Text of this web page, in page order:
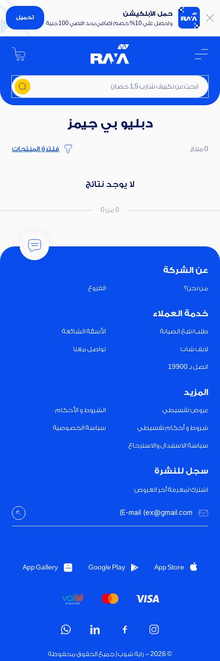
حمل الأبلكيشن
واحصل علي 10% خصم اضافي بحد اقصي 100 جنية
تحميل
ابحث عن تكييف شارب 1.5 حصان
دبليو بي جيمز
0 منتج فلترة المنتجات
لا يوجد نتائج
0 من 0
عن الشركة
من نحن؟ الفروع
خدمة العملاء
طلب/تتبع الصيانة الأسئلة الشائعة
لايف شات تواصل معنا
اتصل بـ 19900
المزيد
عروض تقسيطي الشروط و الأحكام
شروط و أحكام تقسيطي سياسة الخصوصية
سياسة الاستبدال والاسترجاع
سجل للنشرة
اشترك لمعرفة أخر العروض
App Store
Google Play
App Gallery
© 2026 - راية شوب | جميع الحقوق محفوظة